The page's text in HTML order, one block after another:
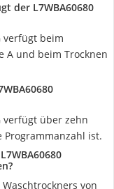
der L7WBA60680
verfügt beim
A und beim Trocknen
verfügt über zehn
Programmanzahl ist.
Waschtrockners von